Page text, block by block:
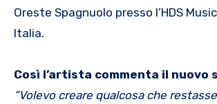
Oreste Spagnuolo presso l’HDS
Italia.
Così l’artista commenta il nuovo
“Volevo creare qualcosa che